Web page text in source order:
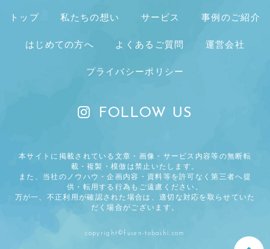
トップ 私たちの想い サービス 事例のご紹介
はじめての方へ よくあるご質問 運営会社
プライバシーポリシー
FOLLOW US
本サイトに掲載されている文章・画像・サービス内容等の無断転
載・複製・模倣は禁止いたします。
また、当社のノウハウ・企画内容・資料等を許可なく第三者へ提
供・転用する行為もご遠慮ください。
万が一、不正利用が確認された場合は、適切な対応を取らせていた
だく場合がございます。
copyright©fusen-tobashi.com